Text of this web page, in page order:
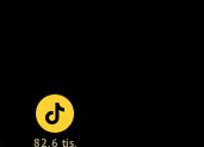
82,6 tis.